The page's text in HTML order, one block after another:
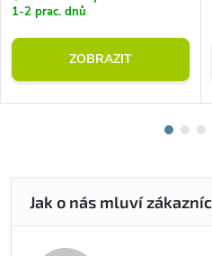
1-2 prac. dnů
ZOBRAZIT